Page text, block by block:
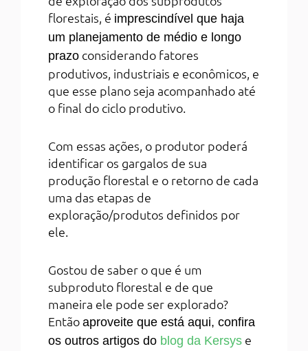
florestais, é imprescindível que haja
um planejamento de médio e longo
prazo considerando fatores
produtivos, industriais e econômicos, e
que esse plano seja acompanhado até
o final do ciclo produtivo.
Com essas ações, o produtor poderá
identificar os gargalos de sua
produção florestal e o retorno de cada
uma das etapas de
exploração/produtos definidos por
ele.
Gostou de saber o que é um
subproduto florestal e de que
maneira ele pode ser explorado?
Então aproveite que está aqui, confira
os outros artigos do blog da Kersys e